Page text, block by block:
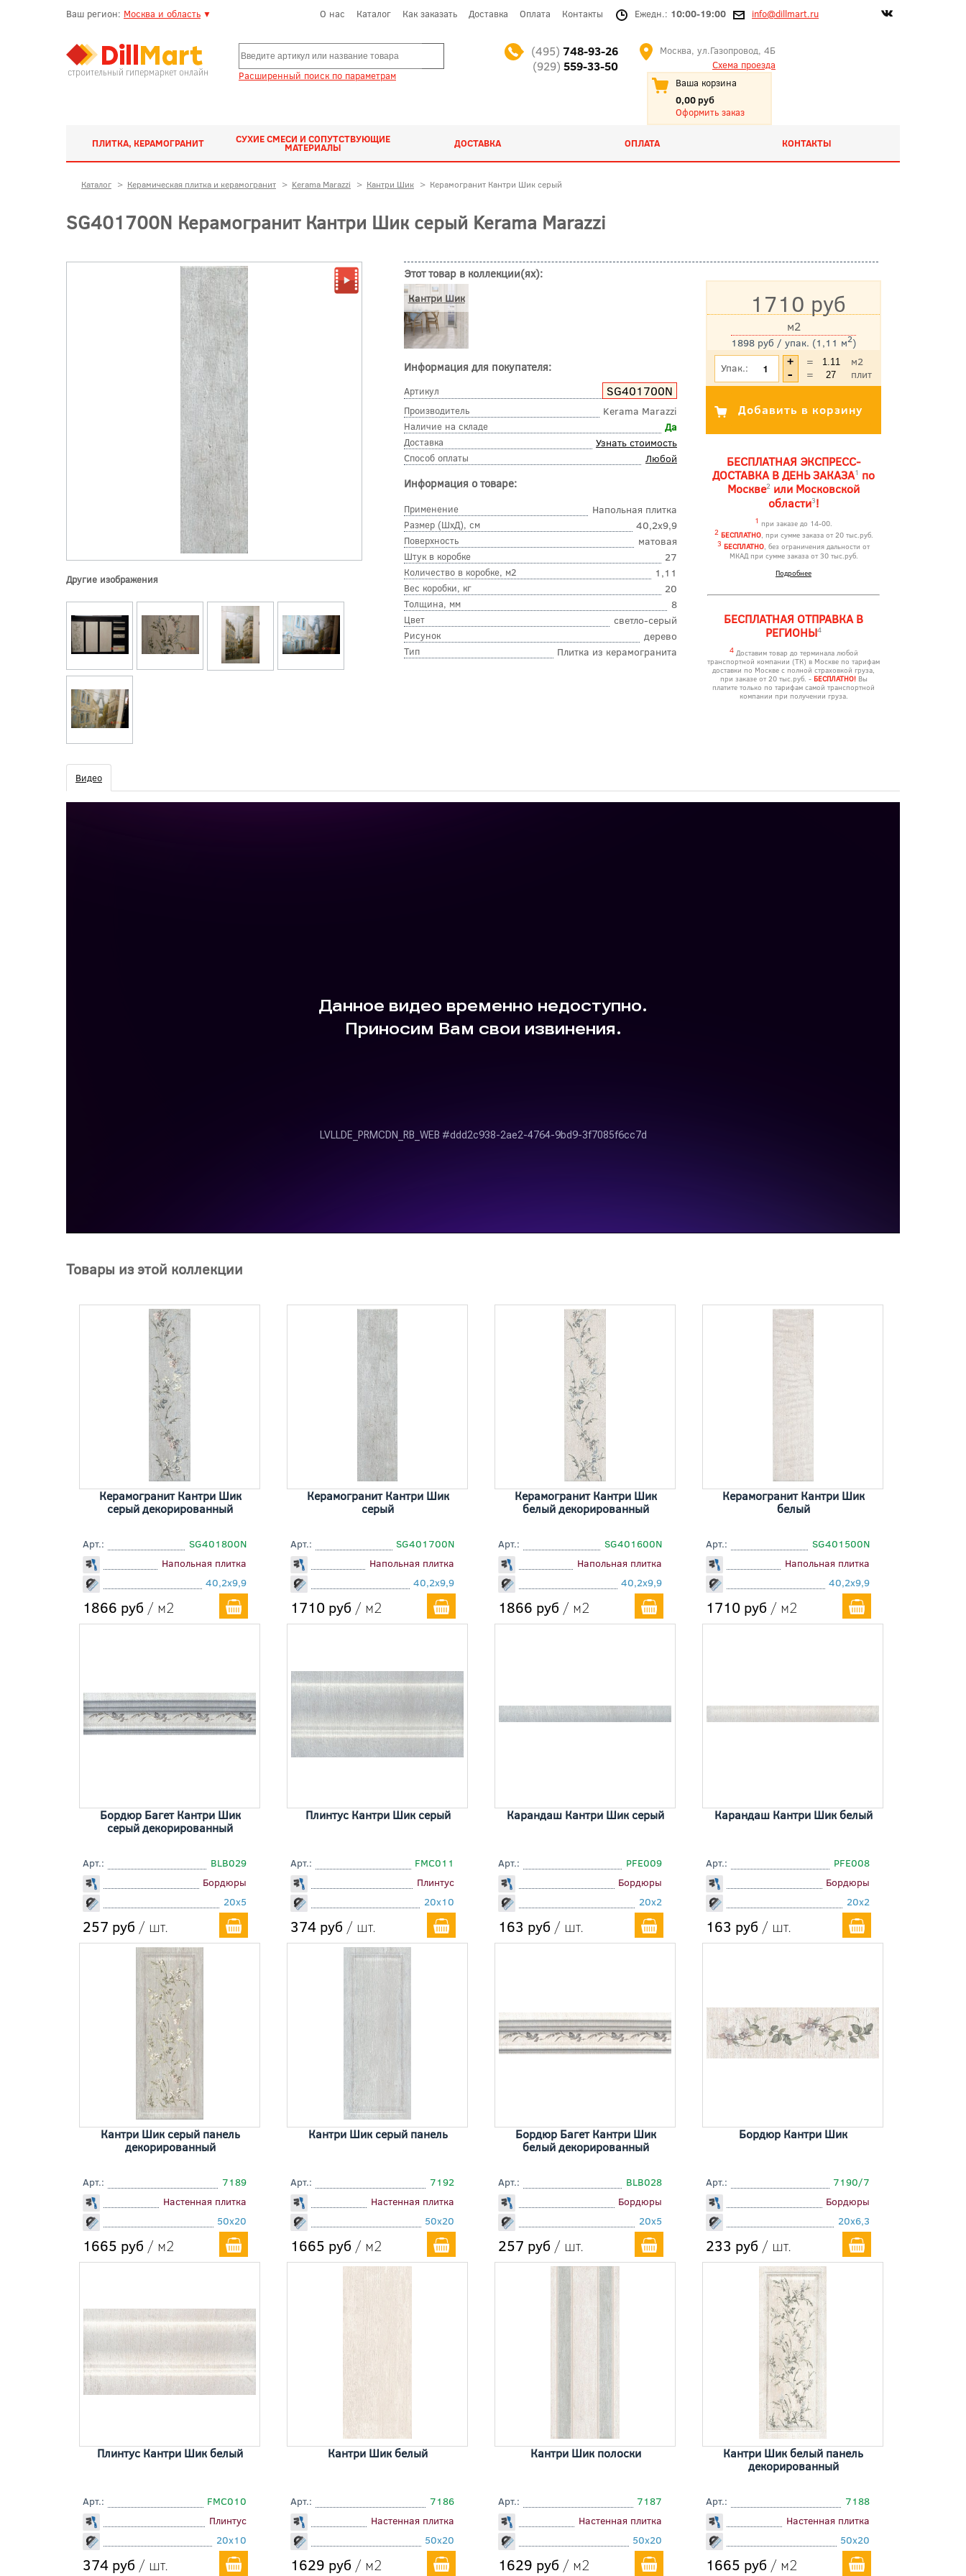
Ваш регион: Москва и область ▼ О нас Каталог Как заказать Доставка Оплата Контакты Ежедн.: 10:00-19:00 info@dillmart.ru
строительный гипермаркет онлайн Расширенный поиск по параметрам
(495) 748-93-26
(929) 559-33-50
Москва, ул.Газопровод, 4Б
Схема проезда
Ваша корзина
0,00 руб
Оформить заказ
ПЛИТКА, КЕРАМОГРАНИТ СУХИЕ СМЕСИ И СОПУТСТВУЮЩИЕ
МАТЕРИАЛЫ ДОСТАВКА ОПЛАТА КОНТАКТЫ
Каталог > Керамическая плитка и керамогранит > Kerama Marazzi > Кантри Шик > Керамогранит Кантри Шик серый
SG401700N Керамогранит Кантри Шик серый Kerama Marazzi
Другие изображения
Этот товар в коллекции(ях):
Кантри Шик
Информация для покупателя:
Артикул SG401700N
Производитель Kerama Marazzi
Наличие на складе Да
Доставка Узнать стоимость
Способ оплаты Любой
Информация о товаре:
Применение Напольная плитка
Размер (ШхД), см 40,2x9,9
Поверхность матовая
Штук в коробке 27
Количество в коробке, м2 1,11
Вес коробки, кг 20
Толщина, мм 8
Цвет светло-серый
Рисунок дерево
Тип Плитка из керамогранита
1710 руб
1898 руб / упак. (1,11 м2)
м2
*Цена указана с учетом НДС
Упак.: =
м2
=
плит
БЕСПЛАТНАЯ ЭКСПРЕСС-
ДОСТАВКА В ДЕНЬ ЗАКАЗА1 по
Москве2 или Московской
области3!
1 при заказе до 14-00.
2 БЕСПЛАТНО, при сумме заказа от 20 тыс.руб.
3 БЕСПЛАТНО, без ограничения дальности от
МКАД при сумме заказа от 30 тыс.руб.
Подробнее
БЕСПЛАТНАЯ ОТПРАВКА В
РЕГИОНЫ4
4Доставим товар до терминала любой
транспортной компании (ТК) в Москве по тарифам
доставки по Москве с полной страховкой груза,
при заказе от 20 тыс.руб. - БЕСПЛАТНО!Вы
платите только по тарифам самой транспортной
компании при получении груза.
Видео
Товары из этой коллекции
Керамогранит Кантри Шик
серый декорированный
Арт.:
SG401800N
Напольная плитка
40,2x9,9
1866 руб / м2
Керамогранит Кантри Шик
серый
Арт.:
SG401700N
Напольная плитка
40,2x9,9
1710 руб / м2
Керамогранит Кантри Шик
белый декорированный
Арт.:
SG401600N
Напольная плитка
40,2x9,9
1866 руб / м2
Керамогранит Кантри Шик
белый
Арт.:
SG401500N
Напольная плитка
40,2x9,9
1710 руб / м2
Бордюр Багет Кантри Шик
серый декорированный
Арт.:
BLB029
Бордюры
20x5
257 руб / шт.
Плинтус Кантри Шик серый
Арт.:
FMC011
Плинтус
20x10
374 руб / шт.
Карандаш Кантри Шик серый
Арт.:
PFE009
Бордюры
20x2
163 руб / шт.
Карандаш Кантри Шик белый
Арт.:
PFE008
Бордюры
20x2
163 руб / шт.
Кантри Шик серый панель
декорированный
Арт.:
7189
Настенная плитка
50x20
1665 руб / м2
Кантри Шик серый панель
Арт.:
7192
Настенная плитка
50x20
1665 руб / м2
Бордюр Багет Кантри Шик
белый декорированный
Арт.:
BLB028
Бордюры
20x5
257 руб / шт.
Бордюр Кантри Шик
Арт.:
7190/7
Бордюры
20x6,3
233 руб / шт.
Плинтус Кантри Шик белый
Арт.:
FMC010
Плинтус
20x10
374 руб / шт.
Кантри Шик белый
Арт.:
7186
Настенная плитка
50x20
1629 руб / м2
Кантри Шик полоски
Арт.:
7187
Настенная плитка
50x20
1629 руб / м2
Кантри Шик белый панель
декорированный
Арт.:
7188
Настенная плитка
50x20
1665 руб / м2